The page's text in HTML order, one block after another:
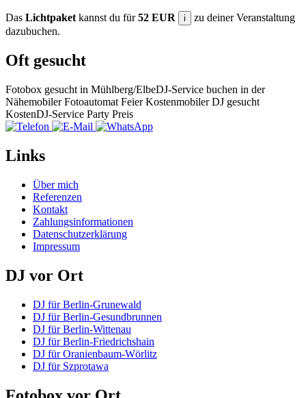
Das Lichtpaketkannst du für52 EUR i
zu deiner Veranstaltung
dazubuchen.
Oft gesucht
Fotobox gesucht in Mühlberg/ElbeDJ-Service buchen in der
Nähemobiler Fotoautomat Feier Kostenmobiler DJ gesucht
KostenDJ-Service Party Preis
Links
Über mich
Referenzen
Kontakt
Zahlungsinformationen
Datenschutzerklärung
Impressum
DJ vor Ort
DJ für Berlin-Grunewald
DJ für Berlin-Gesundbrunnen
DJ für Berlin-Wittenau
DJ für Berlin-Friedrichshain
DJ für Oranienbaum-Wörlitz
DJ für Szprotawa